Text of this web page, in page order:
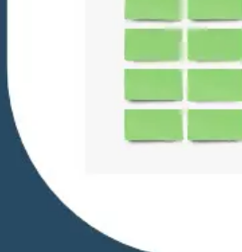
Pesquisa e design